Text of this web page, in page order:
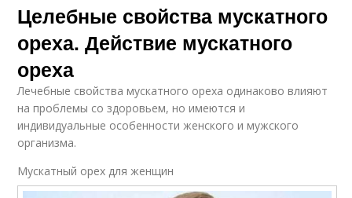
Целебные свойства мускатного
ореха. Действие мускатного
ореха
Лечебные свойства мускатного ореха одинаково влияют
на проблемы со здоровьем, но имеются и
индивидуальные особенности женского и мужского
организма.
Мускатный орех для женщин